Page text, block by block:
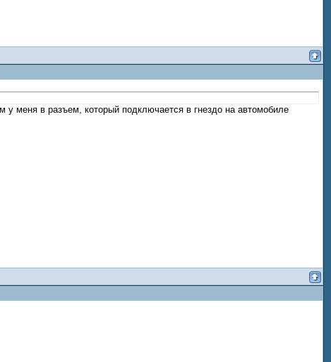
меня в разъем, который подключается в гнездо на автомобиле